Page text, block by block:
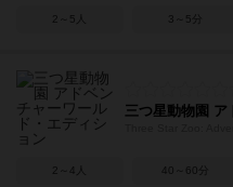
2～5人 3～5分
三つ星動物園 ア
2～4人 40～60分